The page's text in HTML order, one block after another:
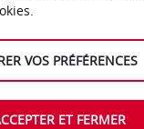
VOS PRÉFÉRENCES
ET FERMER